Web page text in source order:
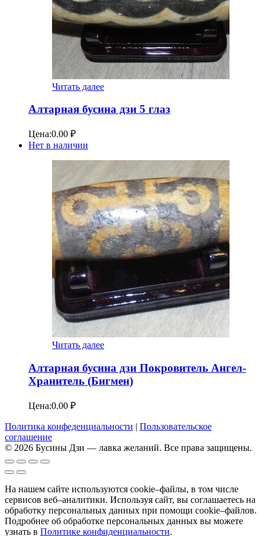
Читать далее
Алтарная бусина дзи 5 глаз
Цена:0.00 ₽
Нет в наличии
Читать далее
Алтарная бусина дзи Покровитель Ангел-
Хранитель (Бигмен)
Цена:0.00 ₽
Политика конфеденциальности | Пользовательское
соглашение
© 2026 Бусины Дзи — лавка желаний. Все права защищены.
На нашем сайте используются cookie–файлы, в том числе
сервисов веб–аналитики. Используя сайт, вы соглашаетесь на
обработку персональных данных при помощи cookie–файлов.
Подробнее об обработке персональных данных вы можете
узнать в Политике конфиденциальности.